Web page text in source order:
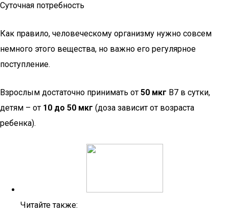
Суточная потребность
Как правило, человеческому организму нужно совсем
немного этого вещества, но важно его регулярное
поступление.
Взрослым достаточно принимать от 50 мкг B7 в сутки,
детям – от 10 до 50 мкг (доза зависит от возраста
ребенка).
Читайте также: